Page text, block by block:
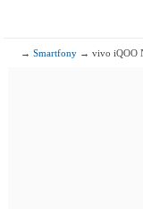
→Smartfony → vivo iQOO